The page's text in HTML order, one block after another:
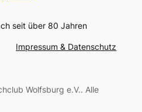
seit über 80 Jahren
Impressum & Datenschutz
Wolfsburg e.V.. Alle